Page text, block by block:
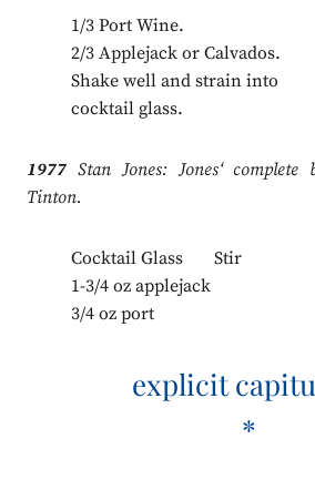
1/3 Port Wine.
2/3 Applejack or Calvados.
Shake well and strain into
cocktail glass.
1977Stan Jones: Jones‘ complete
Tinton.
Cocktail Glass Stir
1-3/4 oz applejack
3/4 oz port
explicit
*